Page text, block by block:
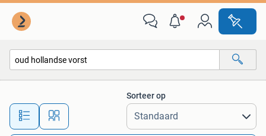
Alle afstanden…
Sorteer op